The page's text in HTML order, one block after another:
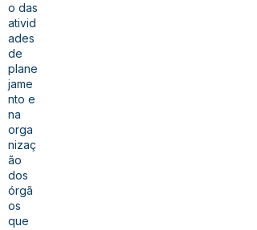
o das
ativid
ades
de
plane
jame
nto e
na
orga
nizaç
ão
dos
órgã
os
que